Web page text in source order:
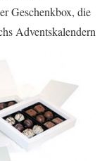
Geschenkbox, die
Adventskalendern